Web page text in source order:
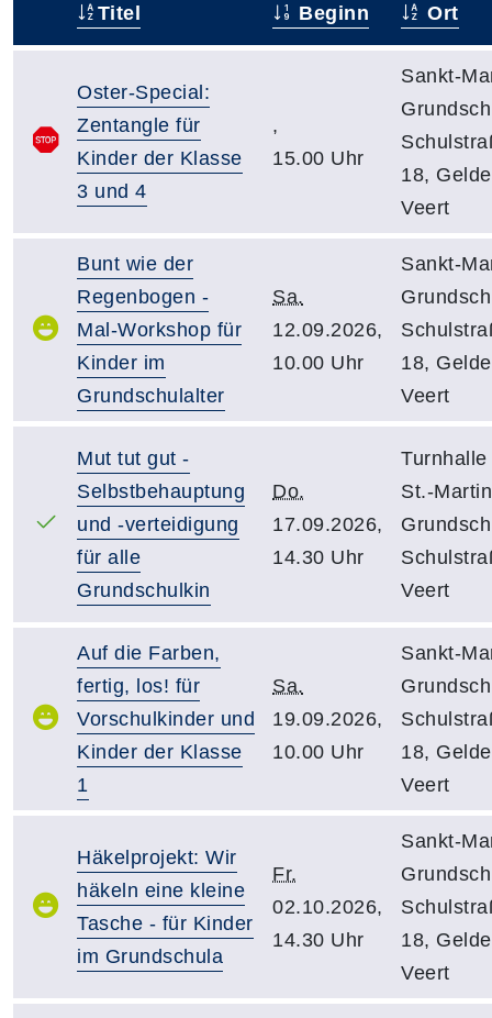
Titel Beginn Ort
Oster-Special:
Zentangle für
Kinder der Klasse
3 und 4
,
15.00 Uhr
Sankt-
18,
Veert
Bunt wie der
Regenbogen -
Mal-Workshop für
Kinder im
Grundschulalter
Sa.
12.09.2026,
10.00 Uhr
Sankt-
18,
Veert
Mut tut gut -
Selbstbehauptung
und -verteidigung
für alle
Grundschulkin
Do.
17.09.2026,
14.30 Uhr
Turnhalle
St.-
Veert
Auf die Farben,
fertig, los! für
Vorschulkinder und
Kinder der Klasse
1
Sa.
19.09.2026,
10.00 Uhr
Sankt-
18,
Veert
Häkelprojekt: Wir
häkeln eine kleine
Tasche - für Kinder
im Grundschula
Fr.
02.10.2026,
14.30 Uhr
Sankt-
18,
Veert